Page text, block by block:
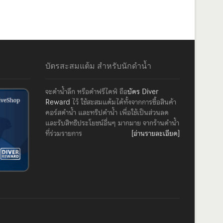
บัตรสะสมแต้ม สำหรับนักดำน้ำ
จะดำน้ำลึก หรือดำฟรีไดฟ์ ถือบัตร Diver
Reward ไว้ ใช้สะสมแต้มได้ทั้งจากการซื้อสินค้า
คอร์สดำน้ำ และทริปดำน้ำ เพื่อใช้เป็นส่วนลด
และรับสิทธิประโยชน์อื่นๆ มากมาย จากร้านดำน้ำ
ที่ร่วมรายการ
[อ่านรายละเอียด]